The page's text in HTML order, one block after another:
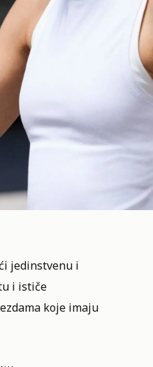
jedinstvenu i
i ističe
koje imaju